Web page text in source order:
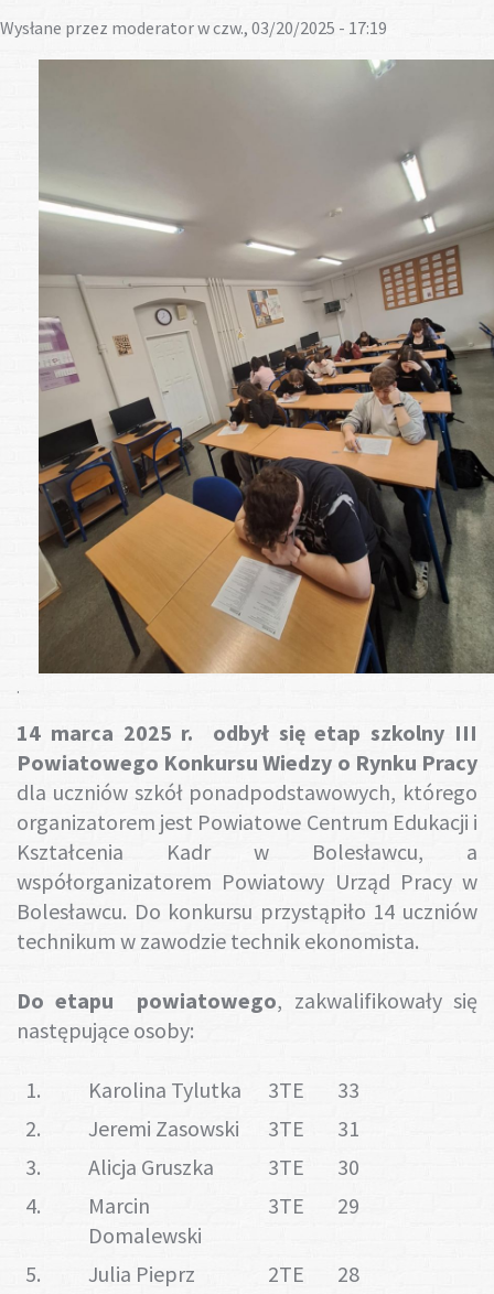
Plan lekcji
Gotuj z nami
Wysłane przez moderatorw czw., 03/20/2025 - 17:19
.
14 marca 2025 r. odbył się etap szkolny III
Powiatowego Konkursu Wiedzy o Rynku Pracy
dla uczniów szkół ponadpodstawowych, którego
organizatorem jest Powiatowe Centrum Edukacji i
Kształcenia Kadr w Bolesławcu, a
współorganizatorem Powiatowy Urząd Pracy w
Bolesławcu. Do konkursu przystąpiło 14 uczniów
technikum w zawodzie technik ekonomista.
Do etapu powiatowego, zakwalifikowały się
następujące osoby:
1. Karolina Tylutka 3TE
33
2.
Jeremi Zasowski 3TE
31
3.
Alicja Gruszka 3TE
30
4.
Marcin
Domalewski
3TE 29
5. Julia Pieprz 2TE 28